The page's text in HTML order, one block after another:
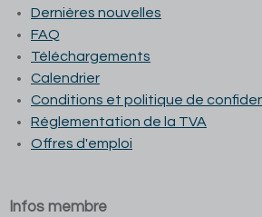
Dernières nouvelles
FAQ
Téléchargements
Calendrier
Conditions et politique de
Réglementation de la TVA
Offres d'emploi
Infos membre